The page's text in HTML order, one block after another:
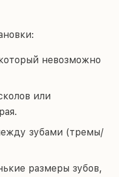
невозможно
или
зубами (тремы/
размеры зубов,